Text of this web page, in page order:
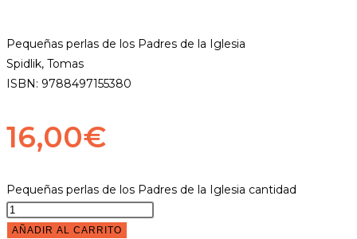
Pequeñas perlas de los Padres de la Iglesia
Spidlik, Tomas
ISBN: 9788497155380
16,00€
Pequeñas perlas de los Padres de la Iglesia cantidad
AÑADIR AL CARRITO